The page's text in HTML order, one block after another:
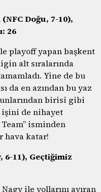
Doğu, 7-10),
26
playoff yapan başkent
alt sıralarında
Yine de bu
da en azından bu yaz
birisi gibi
işini de nihayet
isminden
hava katar!
6-11), Geçtiğimiz
ile yollarını ayıran